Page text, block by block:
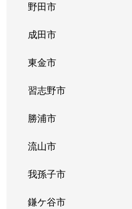
野田市
成田市
東金市
習志野市
勝浦市
流山市
我孫子市
鎌ケ谷市